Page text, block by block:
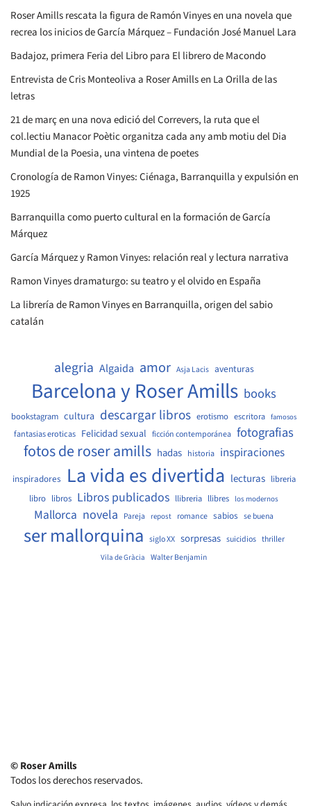
Roser Amills rescata la figura de Ramón Vinyes en una novela que
recrea los inicios de García Márquez – Fundación José Manuel Lara
Badajoz, primera Feria del Libro para El librero de Macondo
Entrevista de Cris Monteoliva a Roser Amills en La Orilla de las
letras
21 de març en una nova edició del Correvers, la ruta que el
col.lectiu Manacor Poètic organitza cada any amb motiu del Dia
Mundial de la Poesia, una vintena de poetes
Cronología de Ramon Vinyes: Ciénaga, Barranquilla y expulsión en
1925
Barranquilla como puerto cultural en la formación de García
Márquez
García Márquez y Ramon Vinyes: relación real y lectura narrativa
Ramon Vinyes dramaturgo: su teatro y el olvido en España
La librería de Ramon Vinyes en Barranquilla, origen del sabio
catalán
alegria Algaida amor Asja Lacis aventuras
Barcelona y Roser Amills books
bookstagram cultura descargar libros erotismo escritora famosos
fantasias eroticas Felicidad sexual ficción contemporánea fotografias
fotos de roser amills hadas historia inspiraciones
inspiradores La vida es divertida lecturas libreria
libro libros Libros publicados llibreria llibres los modernos
Mallorca novela Pareja repost romance sabios se buena
ser mallorquina siglo XX sorpresas suicidios thriller
Vila de Gràcia Walter Benjamin
© Roser Amills
Todos los derechos reservados.